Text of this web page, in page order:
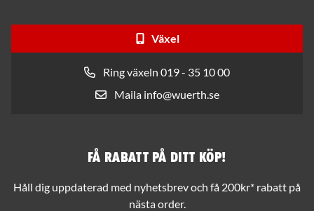
Växel
Ring växeln 019 - 35 10 00
Maila info@wuerth.se
Få rabatt på ditt köp!
Håll dig uppdaterad med nyhetsbrev och få 200kr* rabatt på
nästa order.